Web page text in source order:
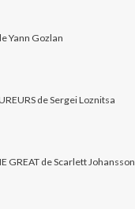
Yann Gozlan
de Sergei Loznitsa
GREAT de Scarlett Johansson